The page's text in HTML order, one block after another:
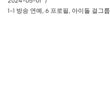
1-1 방송 연예, 6 프로필, 아이돌 걸그룹